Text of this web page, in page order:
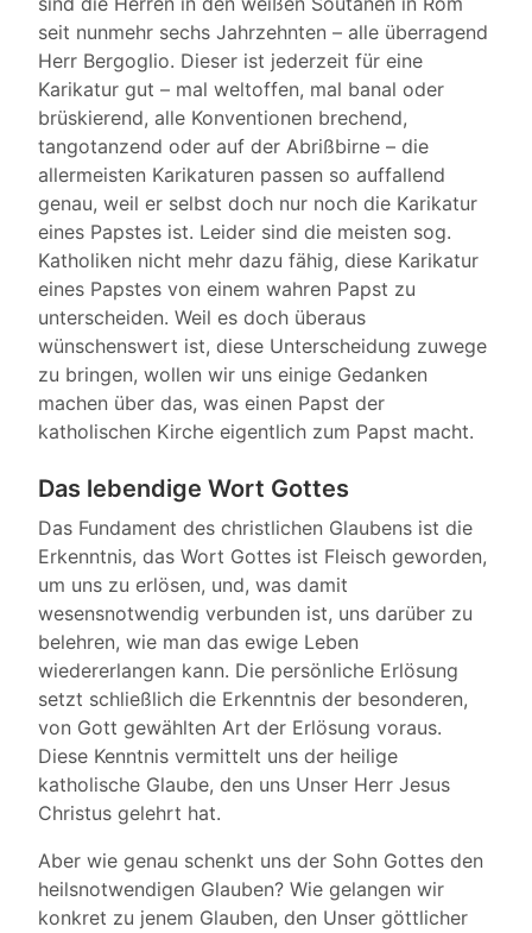
seit nunmehr sechs Jahrzehnten – alle überragend
Herr Bergoglio. Dieser ist jederzeit für eine
Karikatur gut – mal weltoffen, mal banal oder
brüskierend, alle Konventionen brechend,
tangotanzend oder auf der Abrißbirne – die
allermeisten Karikaturen passen so auffallend
genau, weil er selbst doch nur noch die Karikatur
eines Papstes ist. Leider sind die meisten sog.
Katholiken nicht mehr dazu fähig, diese Karikatur
eines Papstes von einem wahren Papst zu
unterscheiden. Weil es doch überaus
wünschenswert ist, diese Unterscheidung zuwege
zu bringen, wollen wir uns einige Gedanken
machen über das, was einen Papst der
katholischen Kirche eigentlich zum Papst macht.
Das lebendige Wort Gottes
Das Fundament des christlichen Glaubens ist die
Erkenntnis, das Wort Gottes ist Fleisch geworden,
um uns zu erlösen, und, was damit
wesensnotwendig verbunden ist, uns darüber zu
belehren, wie man das ewige Leben
wiedererlangen kann. Die persönliche Erlösung
setzt schließlich die Erkenntnis der besonderen,
von Gott gewählten Art der Erlösung voraus.
Diese Kenntnis vermittelt uns der heilige
katholische Glaube, den uns Unser Herr Jesus
Christus gelehrt hat.
Aber wie genau schenkt uns der Sohn Gottes den
heilsnotwendigen Glauben? Wie gelangen wir
konkret zu jenem Glauben, den Unser göttlicher